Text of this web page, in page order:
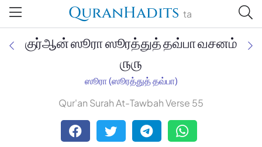
QuranHadits ta
Jan Trust Foundation
Mufti Omar Sheriff Qasimi,
குர்ஆன் ஸூரா ஸூரத்துத் தவ்பா வசனம்
௫௫
ஸூரா (ஸூரத்துத் தவ்பா)
Qur'an Surah At-Tawbah Verse 55